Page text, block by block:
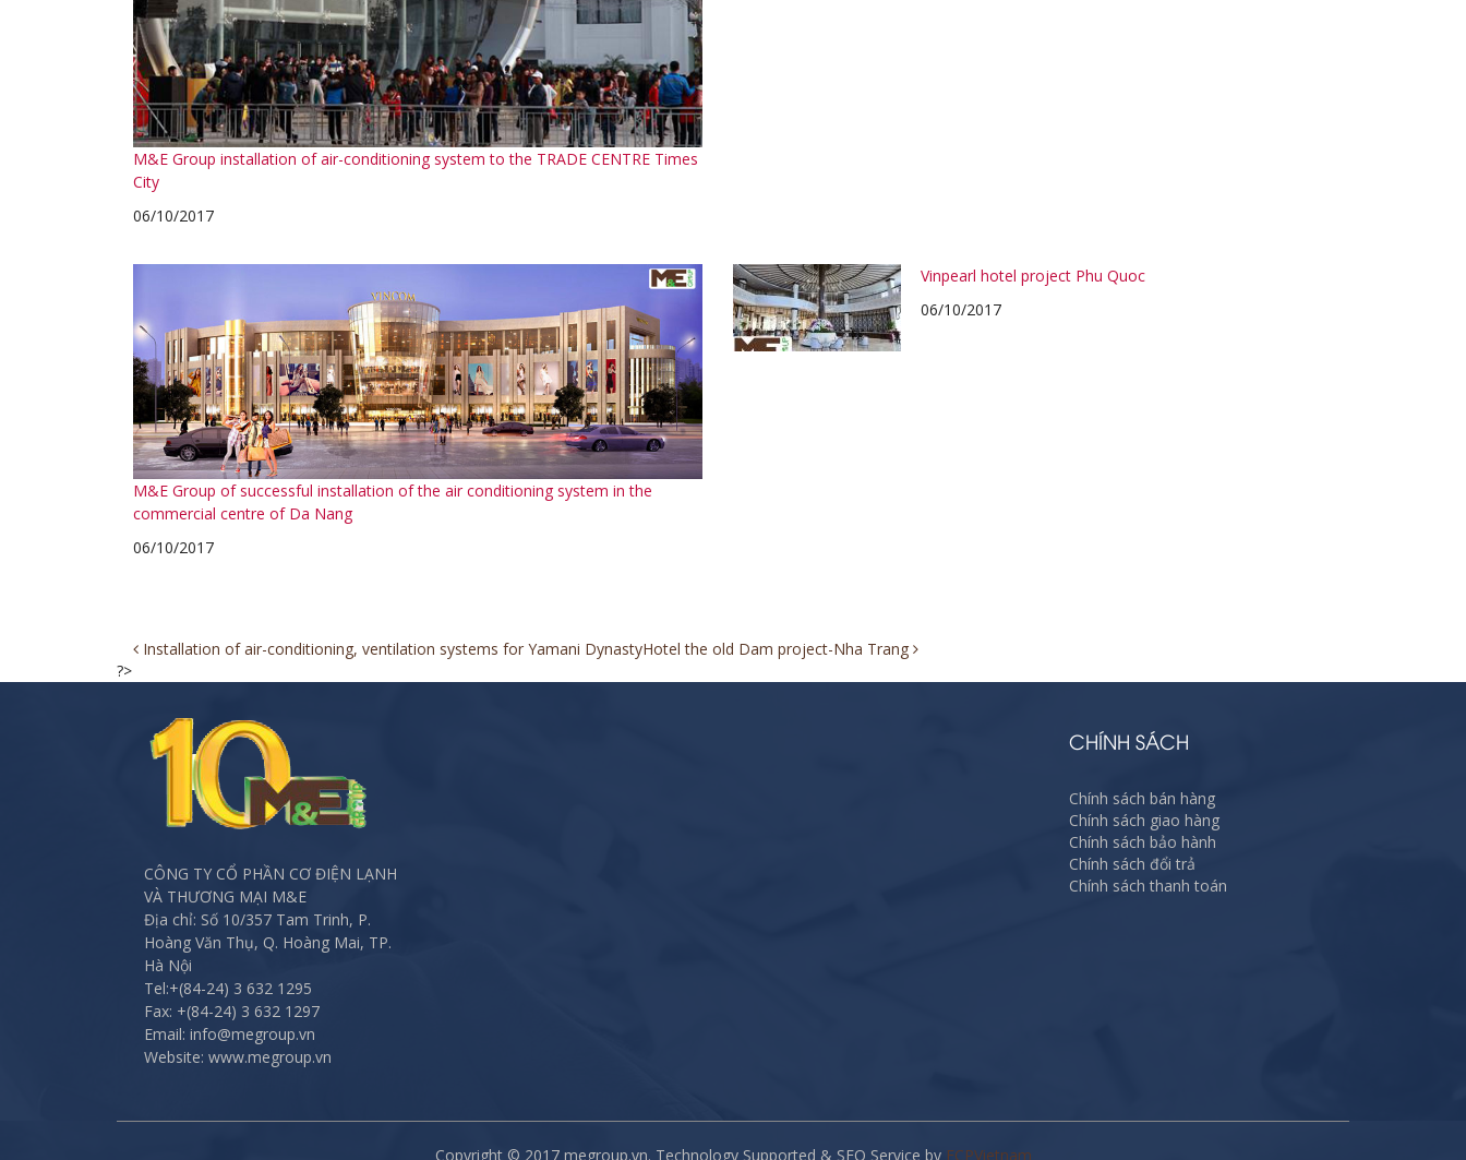
M&E Group installation of air-conditioning system to the TRADE CENTRE Times
City
06/10/2017
M&E Group of successful installation of the air conditioning system in the
commercial centre of Da Nang
06/10/2017
Vinpearl hotel project Phu Quoc
06/10/2017
Post
navigation
Installation of air-conditioning, ventilation systems for Yamani DynastyHotel the old Dam project-Nha Trang
?>
CÔNG TY CỔ PHẦN CƠ ĐIỆN LẠNH
VÀ THƯƠNG MẠI M&E
Địa chỉ: Số 10/357 Tam Trinh, P.
Hoàng Văn Thụ, Q. Hoàng Mai, TP.
Hà Nội
Tel:+(84-24) 3 632 1295
Fax: +(84-24) 3 632 1297
Email: info@megroup.vn
Website: www.megroup.vn
CHÍNH SÁCH
Chính sách bán hàng
Chính sách giao hàng
Chính sách bảo hành
Chính sách đổi trả
Chính sách thanh toán
Copyright © 2017 megroup.vn. Technology Supported & SEO Service by ECPVietnam